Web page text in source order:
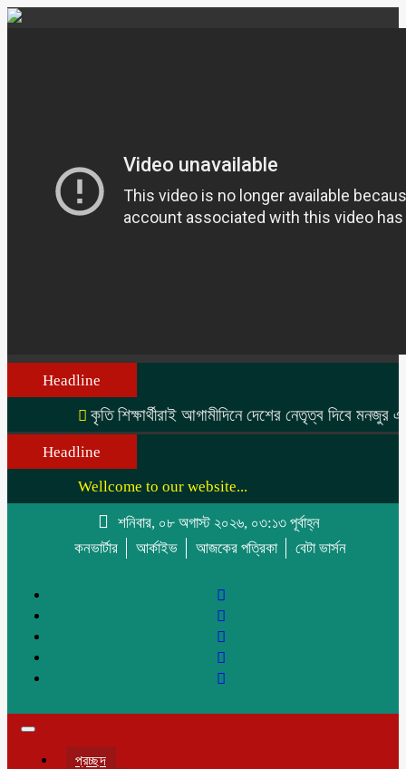
Headline
কৃতি শিক্ষার্থীরাই আগামীদিনে দেশের নেতৃত্ব দিবে মনজুর এলাহী এমপি
Headline
Wellcome to our website...
শনিবার, ০৮ অগাস্ট ২০২৬, ০৩:১৩ পূর্বাহ্ন
কনভার্টার
আর্কাইভ আজকের পত্রিকা বেটা ভার্সন
Toggle
navigation
প্রচ্ছদ